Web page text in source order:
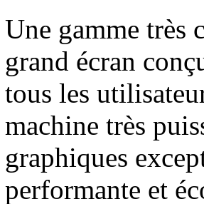
Une gamme très
grand écran
tous les
machine très
graphiques
performante et